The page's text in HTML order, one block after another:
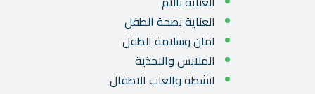
العناية بصحة الطفل
امان وسلامة الطفل
الملابس والاحذية
انشطة والعاب الاطفال